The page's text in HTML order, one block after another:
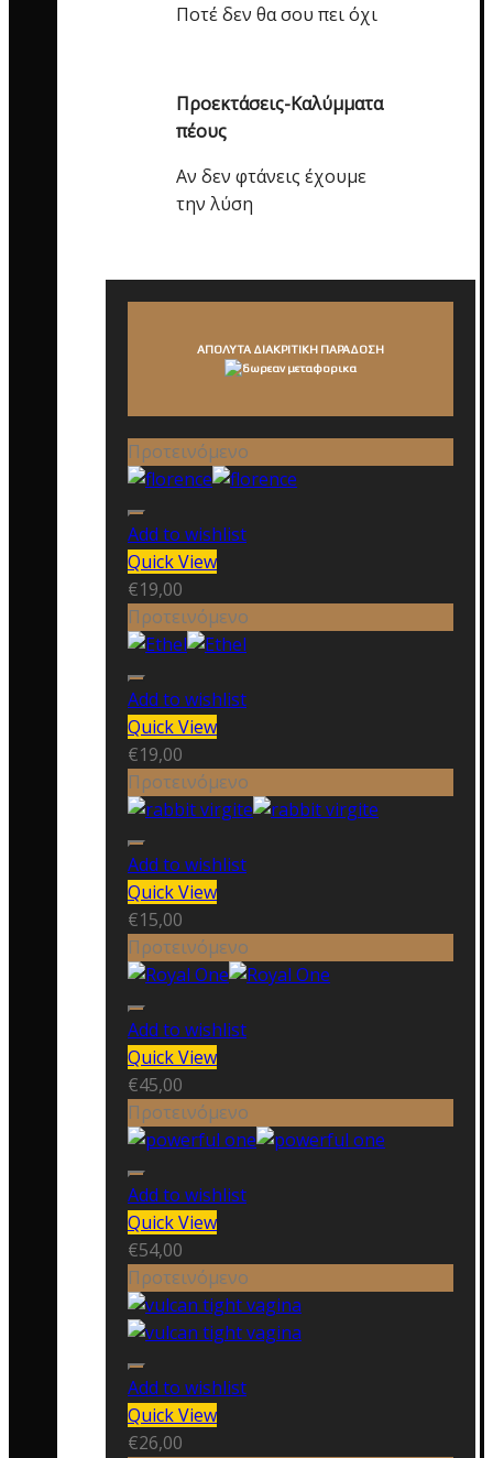
Ποτέ δεν θα σου πει όχι
Προεκτάσεις-Καλύμματα
πέους
Αν δεν φτάνεις έχουμε
την λύση
ΑΠΟΛΥΤΑ ΔΙΑΚΡΙΤΙΚΗ ΠΑΡΑΔΟΣΗ
Προτεινόμενο
Add to wishlist
Quick View
€19,00
Προτεινόμενο
Add to wishlist
Quick View
€19,00
Προτεινόμενο
Add to wishlist
Quick View
€15,00
Προτεινόμενο
Add to wishlist
Quick View
€45,00
Προτεινόμενο
Add to wishlist
Quick View
€54,00
Προτεινόμενο
Add to wishlist
Quick View
€26,00